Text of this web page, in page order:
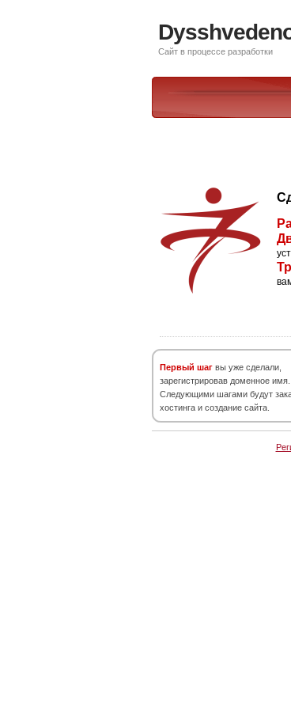
Сайт в процессе разработки
Первый шаг вы уже сделали,
зарегистрировав доменное имя.
Следующими шагами будут
хостинга и создание сайта.